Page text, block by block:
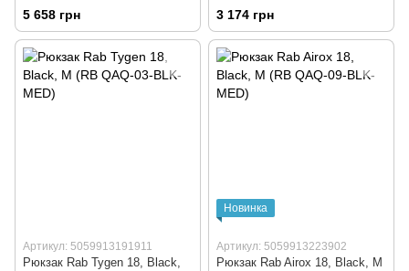
5 658 грн 3 174 грн
Артикул: 5059913191911
Рюкзак Rab Tygen 18, Black,
Новинка
Артикул: 5059913223902
Рюкзак Rab Airox 18, Black, M